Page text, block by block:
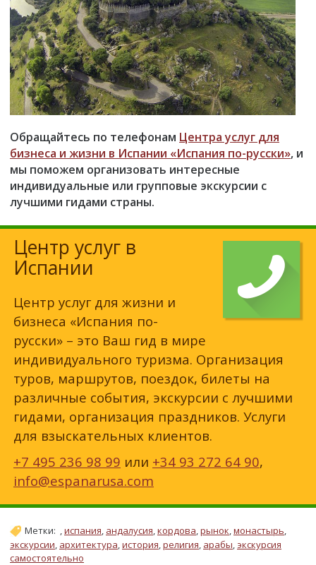
Обращайтесь по телефонам Центра услуг для
бизнеса и жизни в Испании «Испания по-русски», и
мы поможем организовать интересные
индивидуальные или групповые экскурсии с
лучшими гидами страны.
Центр услуг в
Испании
Центр услуг для жизни и
бизнеса «Испания по-
русски» – это Ваш гид в мире
индивидуального туризма. Организация
туров, маршрутов, поездок, билеты на
различные события, экскурсии с лучшими
гидами, организация праздников. Услуги
для взыскательных клиентов.
+7 495 236 98 99 или +34 93 272 64 90,
info@espanarusa.com
Метки: ,испания, андалусия,кордова,рынок,монастырь,
экскурсии, архитектура,история,религия, арабы, экскурсия
самостоятельно